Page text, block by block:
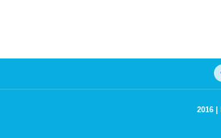
2016 |